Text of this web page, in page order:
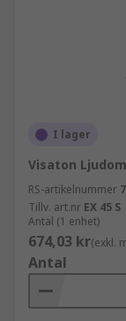
I lager
Visaton
RS-artikelnummer
Tillv. art.nr EX 45 S
Antal (1 enhet)
674,03 kr(exkl.
Antal